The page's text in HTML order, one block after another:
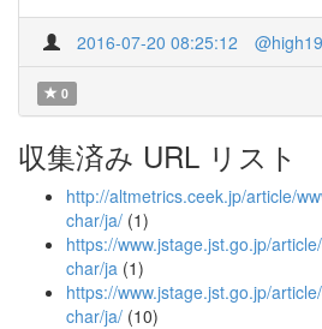
2016-07-20 08:25:12
0
収集済み URL リスト
http://altmetrics.ceek.jp/article/
char/ja/ (1)
https://www.jstage.jst.go.jp/
char/ja (1)
https://www.jstage.jst.go.jp/
char/ja/ (10)